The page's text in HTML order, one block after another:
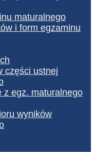
maturalnego
i form egzaminu
części ustnej
z egz. maturalnego
wyników